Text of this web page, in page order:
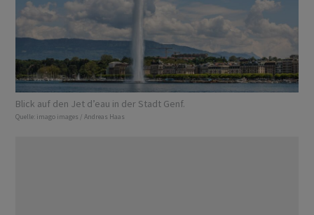
Blick auf den Jet dʼeau in der Stadt Genf.
Quelle: imago images / Andreas Haas